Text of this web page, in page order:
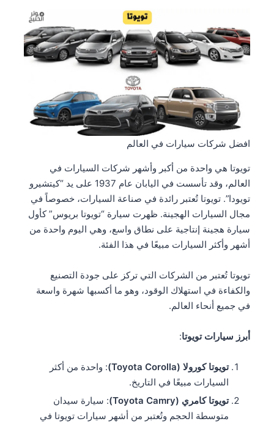
افضل شركات سيارات في العالم
تويوتا هي واحدة من أكبر وأشهر شركات السيارات في
العالم، وقد تأسست في اليابان عام 1937 على يد “كيتشيرو
تويودا”. تويوتا تُعتبر رائدة في صناعة السيارات، خصوصاً في
مجال السيارات الهجينة. ظهرت سيارة “تويوتا بريوس” كأول
سيارة هجينة إنتاجية على نطاق واسع، وهي اليوم واحدة من
أشهر وأكثر السيارات مبيعًا في هذا الفئة.
تويوتا تُعتبر من الشركات التي تركز على جودة التصنيع
والكفاءة في استهلاك الوقود، وهو ما أكسبها شهرة واسعة
في جميع أنحاء العالم.
أبرز سيارات تويوتا:
تويوتا كورولا (Toyota Corolla)
: واحدة من أكثر
السيارات مبيعًا في التاريخ.
تويوتا كامري (Toyota Camry)
: سيارة سيدان
متوسطة الحجم وتُعتبر من أشهر سيارات تويوتا في